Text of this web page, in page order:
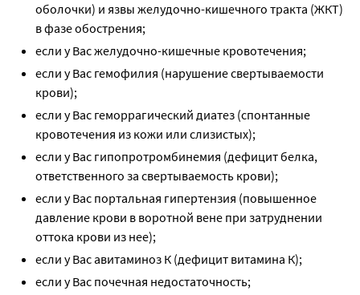
оболочки) и язвы желудочно-кишечного тракта (ЖКТ)
в фазе обострения;
если у Вас желудочно-кишечные кровотечения;
если у Вас гемофилия (нарушение свертываемости
крови);
если у Вас геморрагический диатез (спонтанные
кровотечения из кожи или слизистых);
если у Вас гипопротромбинемия (дефицит белка,
ответственного за свертываемость крови);
если у Вас портальная гипертензия (повышенное
давление крови в воротной вене при затруднении
оттока крови из нее);
если у Вас авитаминоз К (дефицит витамина К);
если у Вас почечная недостаточность;